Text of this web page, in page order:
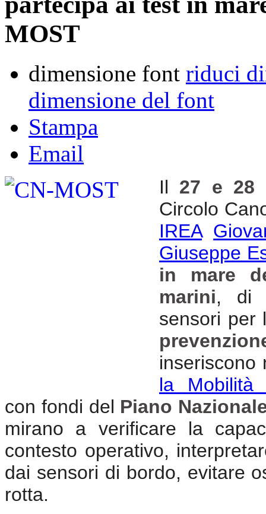
MOST
dimensione font riduci
dimensione del font
Stampa
Email
Il 27 e 28
Circolo
IREA
Giuseppe
in mare
marini, di
sensori per
inseriscono
la Mobilità
con fondi del Piano
mirano a verificare la
contesto operativo,
dai sensori di bordo, evitare
rotta.